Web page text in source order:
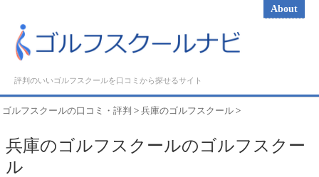
About
評判のいいゴルフスクールを口コミから探せるサイト
ゴルフスクールの口コミ・評判 > 兵庫のゴルフスクール >
兵庫のゴルフスクールのゴルフスクー
ル